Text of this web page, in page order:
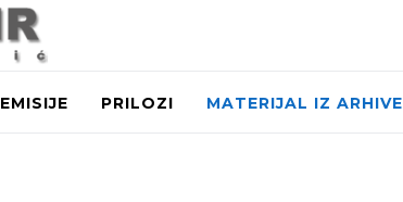
EMISIJE PRILOZI MATERIJAL IZ ARHIVE